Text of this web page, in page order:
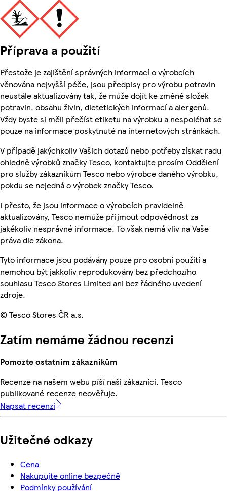
Příprava a použití
Přestože je zajištění správných informací o výrobcích
věnována nejvyšší péče, jsou předpisy pro výrobu potravin
neustále aktualizovány tak, že může dojít ke změně složek
potravin, obsahu živin, dietetických informací a alergenů.
Vždy byste si měli přečíst etiketu na výrobku a nespoléhat se
pouze na informace poskytnuté na internetových stránkách.
V případě jakýchkoliv Vašich dotazů nebo potřeby získat radu
ohledně výrobků značky Tesco, kontaktujte prosím Oddělení
pro služby zákazníkům Tesco nebo výrobce daného výrobku,
pokdu se nejedná o výrobek značky Tesco.
I přesto, že jsou informace o výrobcích pravidelně
aktualizovány, Tesco nemůže přijmout odpovědnost za
jakékoliv nesprávné informace. To však nemá vliv na Vaše
práva dle zákona.
Tyto informace jsou podávány pouze pro osobní použití a
nemohou být jakkoliv reprodukovány bez předchozího
souhlasu Tesco Stores Limited ani bez řádného uvedení
zdroje.
© Tesco Stores ČR a.s.
Zatím nemáme žádnou recenzi
Pomozte ostatním zákazníkům
Recenze na našem webu píší naši zákazníci. Tesco
publikované recenze neověřuje.
Napsat recenzi
Užitečné odkazy
Cena
Nakupujte online bezpečně
Podmínky používání